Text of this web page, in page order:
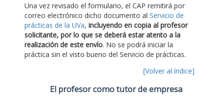
Una vez revisado el formulario, el CAP remitirá por
correo electrónico dicho documento al Servicio de
prácticas de la UVa, incluyendo en copia al profesor
solicitante, por lo que se deberá estar atento a la
realización de este envío. No se podrá iniciar la
práctica sin el visto bueno del Servicio de prácticas.
[Volver al índice]
El profesor como tutor de empresa